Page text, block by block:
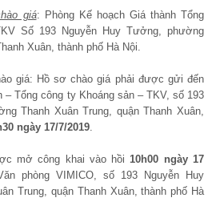
giá: Phòng Kế hoạch Giá thành Tổng
Số 193 Nguyễn Huy Tưởng, phường
Xuân, thành phố Hà Nội.
giá: Hồ sơ chào giá phải được gửi đến
– Tổng công ty Khoáng sản – TKV, số 193
Thanh Xuân Trung, quận Thanh Xuân,
ngày 17/7/2019.
mở công khai vào hồi10h00 ngày 17
phòng VIMICO, số 193 Nguyễn Huy
Trung, quận Thanh Xuân, thành phố Hà